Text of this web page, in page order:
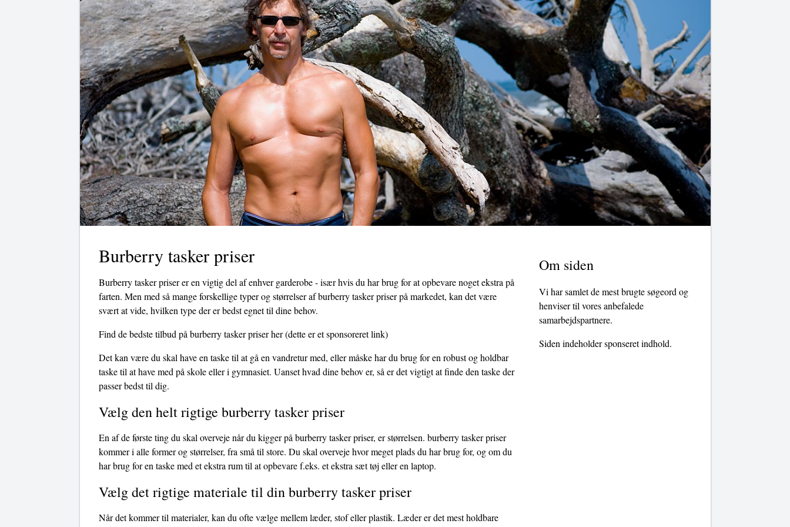
Burberry tasker priser
Burberry tasker priser er en vigtig del af enhver garderobe - især hvis du har brug for at opbevare noget ekstra på
farten. Men med så mange forskellige typer og størrelser af burberry tasker priser på markedet, kan det være
svært at vide, hvilken type der er bedst egnet til dine behov.
Find de bedste tilbud på burberry tasker priser her(dette er et sponsoreret link)
Det kan være du skal have en taske til at gå en vandretur med, eller måske har du brug for en robust og holdbar
taske til at have med på skole eller i gymnasiet. Uanset hvad dine behov er, så er det vigtigt at finde den taske der
passer bedst til dig.
Vælg den helt rigtige burberry tasker priser
En af de første ting du skal overveje når du kigger på burberry tasker priser, er størrelsen. burberry tasker priser
kommer i alle former og størrelser, fra små til store. Du skal overveje hvor meget plads du har brug for, og om du
har brug for en taske med et ekstra rum til at opbevare f.eks. et ekstra sæt tøj eller en laptop.
Vælg det rigtige materiale til din burberry tasker priser
Når det kommer til materialer, kan du ofte vælge mellem læder, stof eller plastik. Læder er det mest holdbare
Om siden
Vi har samlet de mest brugte søgeord og
henviser til vores anbefalede
samarbejdspartnere.
Siden indeholder sponseret indhold.